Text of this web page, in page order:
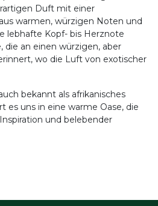
Duft mit einer
warmen, würzigen Noten und
lebhafte Kopf- bis Herznote
die an einen würzigen, aber
wo die Luft von exotischer
bekannt als afrikanisches
es uns in eine warme Oase, die
und belebender